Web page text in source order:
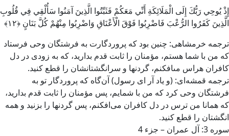
إِذْ يُوحِي رَبُّكَ إِلَى الْمَلَائِكَةِ أَنِّي مَعَكُمْ فَثَبِّتُوا الَّذِينَ آمَنُوا سَأُلْقِي فِي قُلُوبِ
الَّذِينَ كَفَرُوا الرُّعْبَ فَاضْرِبُوا فَوْقَ الْأَعْنَاقِ وَاضْرِبُوا مِنْهُمْ كُلَّ بَنَانٍ ﴿۱۲﴾
ترجمه خرمشاهی: چنين بود كه پروردگارت به فرشتگان وحى فرستاد
كه من با شما هستم، مؤمنان را ثابت قدم بداريد، كه به زودى در دل
كافران هراس مى‏افكنم، گردنها و سرانگشتانشان را قطع كنيد.
ترجمه قمشه‌ای: (و یاد آر ای رسول) آن‌گاه که پروردگار تو به
فرشتگان وحی کرد که من با شمایم، پس مؤمنان را ثابت قدم بدارید،
که همانا من ترس در دل کافران می‌افکنم، پس گردنها را بزنید و همه
انگشتان را قطع کنید.
سوره 3: آل عمران – جزء 4